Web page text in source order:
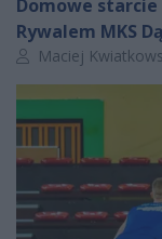
Domowe
Rywalem MKS
Autor artykułu:
Maciej